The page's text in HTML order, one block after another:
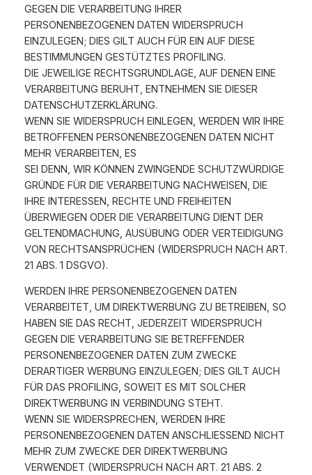
GEGEN DIE VERARBEITUNG IHRER
PERSONENBEZOGENEN DATEN WIDERSPRUCH
EINZULEGEN; DIES GILT AUCH FÜR EIN AUF DIESE
BESTIMMUNGEN GESTÜTZTES PROFILING.
DIE JEWEILIGE RECHTSGRUNDLAGE, AUF DENEN EINE
VERARBEITUNG BERUHT, ENTNEHMEN SIE DIESER
DATENSCHUTZERKLÄRUNG.
WENN SIE WIDERSPRUCH EINLEGEN, WERDEN WIR IHRE
BETROFFENEN PERSONENBEZOGENEN DATEN NICHT
MEHR VERARBEITEN, ES
SEI DENN, WIR KÖNNEN ZWINGENDE SCHUTZWÜRDIGE
GRÜNDE FÜR DIE VERARBEITUNG NACHWEISEN, DIE
IHRE INTERESSEN, RECHTE UND FREIHEITEN
ÜBERWIEGEN ODER DIE VERARBEITUNG DIENT DER
GELTENDMACHUNG, AUSÜBUNG ODER VERTEIDIGUNG
VON RECHTSANSPRÜCHEN (WIDERSPRUCH NACH ART.
21 ABS. 1 DSGVO).
WERDEN IHRE PERSONENBEZOGENEN DATEN
VERARBEITET, UM DIREKTWERBUNG ZU BETREIBEN, SO
HABEN SIE DAS RECHT, JEDERZEIT WIDERSPRUCH
GEGEN DIE VERARBEITUNG SIE BETREFFENDER
PERSONENBEZOGENER DATEN ZUM ZWECKE
DERARTIGER WERBUNG EINZULEGEN; DIES GILT AUCH
FÜR DAS PROFILING, SOWEIT ES MIT SOLCHER
DIREKTWERBUNG IN VERBINDUNG STEHT.
WENN SIE WIDERSPRECHEN, WERDEN IHRE
PERSONENBEZOGENEN DATEN ANSCHLIESSEND NICHT
MEHR ZUM ZWECKE DER DIREKTWERBUNG
VERWENDET (WIDERSPRUCH NACH ART. 21 ABS. 2